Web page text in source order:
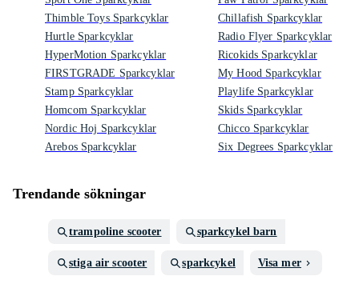
Thimble Toys Sparkcyklar
Hurtle Sparkcyklar
HyperMotion Sparkcyklar
FIRSTGRADE Sparkcyklar
Stamp Sparkcyklar
Homcom Sparkcyklar
Nordic Hoj Sparkcyklar
Arebos Sparkcyklar
Chillafish Sparkcyklar
Radio Flyer Sparkcyklar
Ricokids Sparkcyklar
My Hood Sparkcyklar
Playlife Sparkcyklar
Skids Sparkcyklar
Chicco Sparkcyklar
Six Degrees Sparkcyklar
Trendande sökningar
trampoline scooter sparkcykel barn
stiga air scooter sparkcykel Visa mer